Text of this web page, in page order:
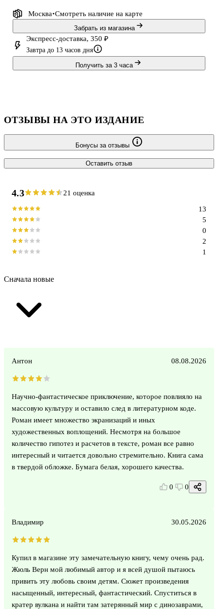
Москва Смотреть наличие на карте
Забрать из магазина
Экспресс-доставка, 350 ₽
Завтра до 13 часов дня
Получить за 3 часа
ОТЗЫВЫ НА ЭТО ИЗДАНИЕ
Бонусы за отзывы
Оставить отзыв
4.3 21 оценка
1
2
0
5
13
Сначала новые
Антон 08.08.2026
Научно-фантастическое приключение, которое повлияло на
массовую культуру и оставило след в литературном коде.
Роман имеет множество экранизаций и иных
художественных воплощений. Несмотря на большое
количество гипотез и расчетов в тексте, роман все равно
интересный и читается довольно стремительно. Книга сама
в твердой обложке. Бумага белая, хорошего качества.
0 0
Владимир 30.05.2026
Купил в магазине эту замечательную книгу, чему очень рад.
Жюль Верн мой любимый автор и я всей душой пытаюсь
привить эту любовь своим детям. Сюжет произведения
насыщенный, интересный, фантастический. Спуститься в
кратер вулкана и найти там затерянный мир с динозаврами,